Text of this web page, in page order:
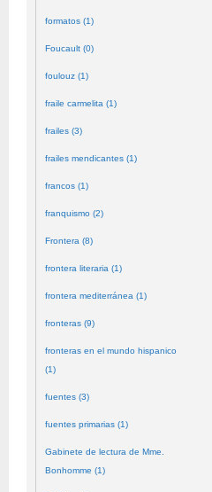
formatos (1)
Foucault (0)
foulouz (1)
fraile carmelita (1)
frailes (3)
frailes mendicantes (1)
francos (1)
franquismo (2)
Frontera (8)
frontera literaria (1)
frontera mediterránea (1)
fronteras (9)
fronteras en el mundo hispanico
(1)
fuentes (3)
fuentes primarias (1)
Gabinete de lectura de Mme.
Bonhomme (1)